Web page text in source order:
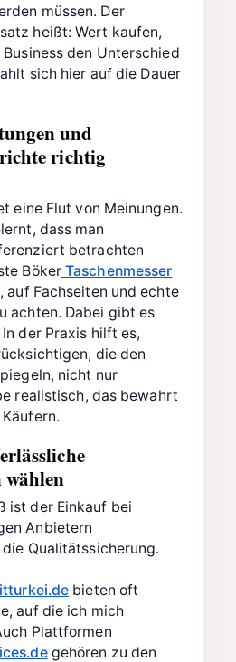
müssen. Der
heißt: Wert kaufen,
den Unterschied
sich hier auf die Dauer
und
richtig
eine Flut von Meinungen.
dass man
betrachten
BökerTaschenmesser
auf Fachseiten und echte
achten. Dabei gibt es
der Praxis hilft es,
die den
nicht nur
realistisch, das bewahrt
wählen
ist der Einkauf bei
Anbietern
Qualitätssicherung.
bieten oft
auf die ich mich
Plattformen
gehören zu den